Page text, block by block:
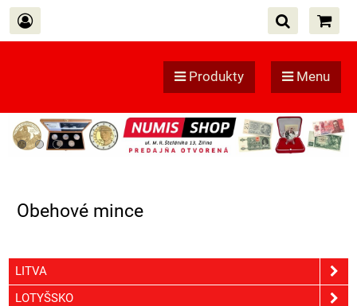
Produkty Menu
Obehové mince
LITVA
LOTYŠSKO